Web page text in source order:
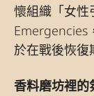
懷組織「女
Emergencies
於在戰後恢復
香料磨坊裡的